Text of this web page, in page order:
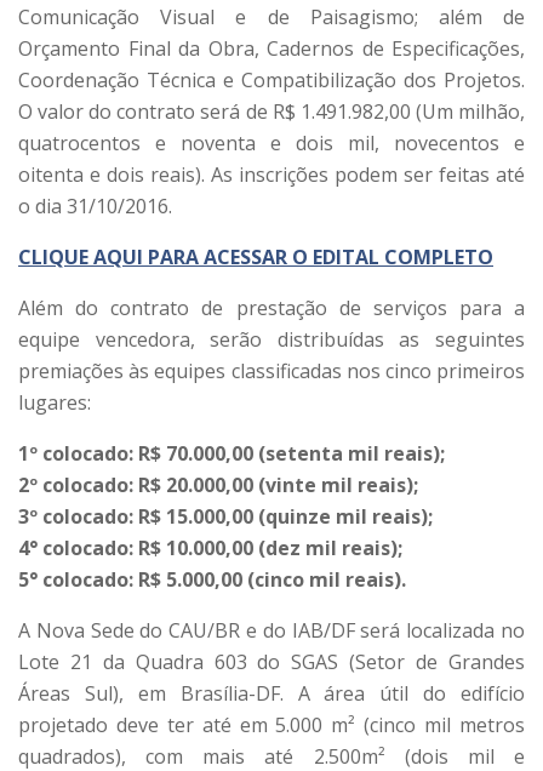
Comunicação Visual e de Paisagismo; além de
Orçamento Final da Obra, Cadernos de Especificações,
Coordenação Técnica e Compatibilização dos Projetos.
O valor do contrato será de R$ 1.491.982,00 (Um milhão,
quatrocentos e noventa e dois mil, novecentos e
oitenta e dois reais). As inscrições podem ser feitas até
o dia 31/10/2016.
CLIQUE AQUI PARA ACESSAR O EDITAL COMPLETO
Além do contrato de prestação de serviços para a
equipe vencedora, serão distribuídas as seguintes
premiações às equipes classificadas nos cinco primeiros
lugares:
1º colocado: R$ 70.000,00 (setenta mil reais);
2º colocado: R$ 20.000,00 (vinte mil reais);
3º colocado: R$ 15.000,00 (quinze mil reais);
4° colocado: R$ 10.000,00 (dez mil reais);
5° colocado: R$ 5.000,00 (cinco mil reais).
A Nova Sede do CAU/BR e do IAB/DF será localizada no
Lote 21 da Quadra 603 do SGAS (Setor de Grandes
Áreas Sul), em Brasília-DF. A área útil do edifício
projetado deve ter até em 5.000 m² (cinco mil metros
quadrados), com mais até 2.500m² (dois mil e